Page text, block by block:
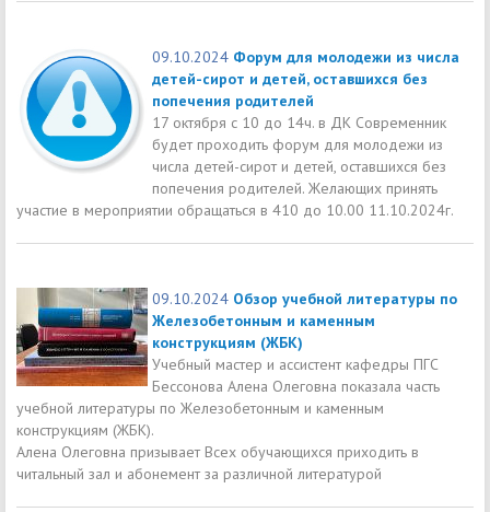
09.10.2024 Форум для молодежи из числа
детей-сирот и детей, оставшихся без
попечения родителей
17 октября с 10 до 14ч. в ДК Современник
будет проходить форум для молодежи из
числа детей-сирот и детей, оставшихся без
попечения родителей. Желающих принять
участие в мероприятии обращаться в 410 до 10.00 11.10.2024г.
09.10.2024 Обзор учебной литературы по
Железобетонным и каменным
конструкциям (ЖБК)
Учебный мастер и ассистент кафедры ПГС
Бессонова Алена Олеговна показала часть
учебной литературы по Железобетонным и каменным
конструкциям (ЖБК).
Алена Олеговна призывает Всех обучающихся приходить в
читальный зал и абонемент за различной литературой